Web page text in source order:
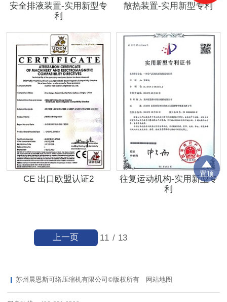
安全排液装置-实用新型专
利
散热装置-实用新型专利
CE 出口欧盟认证2
往复运动机构-实用新型专
利
11 / 13
上一页
置顶
苏州晨恩斯可络压缩机有限公司©版权所有 网站地图